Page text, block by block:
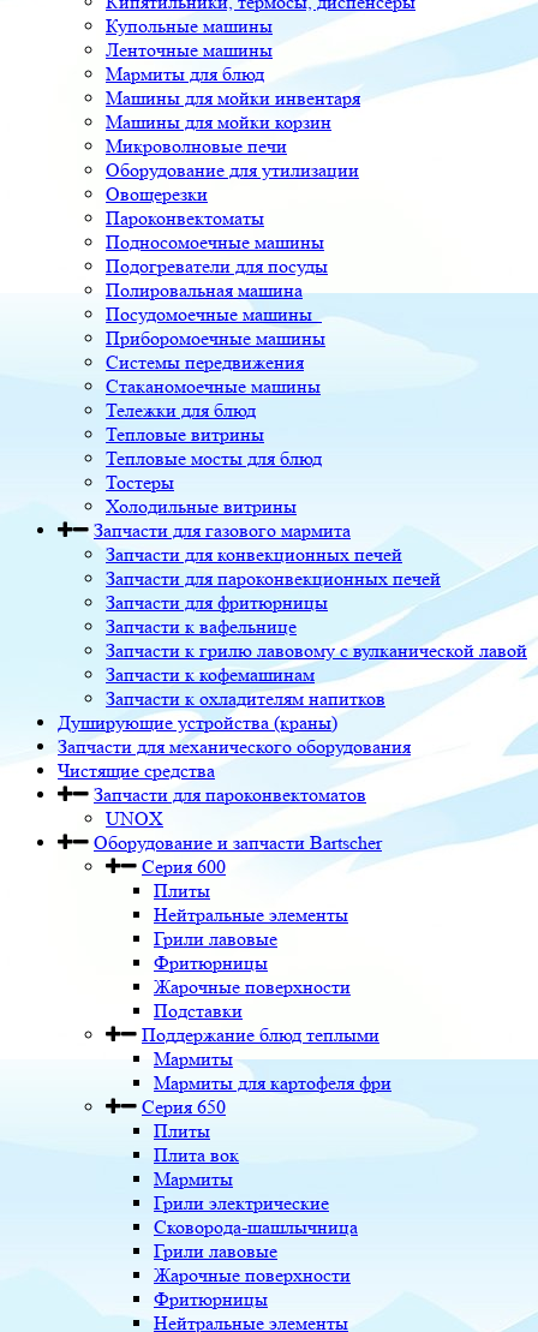
Купольные машины
Ленточные машины
Мармиты для блюд
Машины для мойки инвентаря
Машины для мойки корзин
Микроволновые печи
Оборудование для утилизации
Овощерезки
Пароконвектоматы
Подносомоечные машины
Подогреватели для посуды
Полировальная машина
Посудомоечные машины
Приборомоечные машины
Системы передвижения
Стаканомоечные машины
Тележки для блюд
Тепловые витрины
Тепловые мосты для блюд
Тостеры
Холодильные витрины
Запчасти для газового мармита
Запчасти для конвекционных печей
Запчасти для пароконвекционных печей
Запчасти для фритюрницы
Запчасти к вафельнице
Запчасти к грилю лавовому с вулканической лавой
Запчасти к кофемашинам
Запчасти к охладителям напитков
Душирующие устройства (краны)
Запчасти для механического оборудования
Чистящие средства
Запчасти для пароконвектоматов
UNOX
Оборудование и запчасти Bartscher
Серия 600
Плиты
Нейтральные элементы
Грили лавовые
Фритюрницы
Жарочные поверхности
Подставки
Поддержание блюд теплыми
Мармиты
Мармиты для картофеля фри
Серия 650
Плиты
Плита вок
Мармиты
Грили электрические
Сковорода-шашлычница
Грили лавовые
Жарочные поверхности
Фритюрницы
Нейтральные элементы